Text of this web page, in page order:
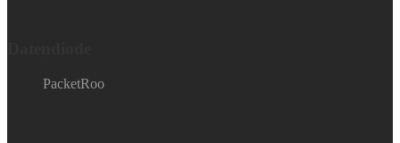
PacketRoo